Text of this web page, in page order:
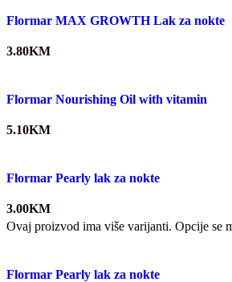
Flormar MAX GROWTH Lak za nokte
3.80KM
Flormar Nourishing Oil with vitamin
5.10KM
Flormar Pearly lak za nokte
3.00KM
Ovaj proizvod ima više varijanti. Opcije se
Flormar Pearly lak za nokte